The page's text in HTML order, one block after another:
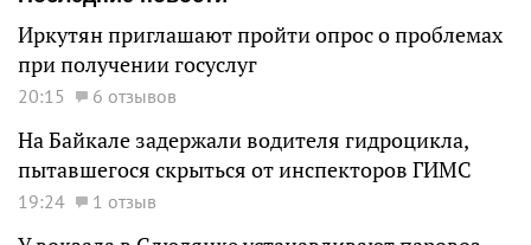
Иркутян приглашают пройти опрос о проблемах
при получении госуслуг
20:15 6 отзывов
На Байкале задержали водителя гидроцикла,
пытавшегося скрыться от инспекторов ГИМС
19:24 1 отзыв